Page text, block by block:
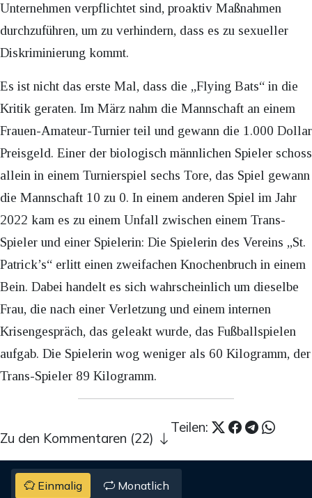
Unternehmen verpflichtet sind, proaktiv Maßnahmen
durchzuführen, um zu verhindern, dass es zu sexueller
Diskriminierung kommt.
Es ist nicht das erste Mal, dass die „Flying Bats“ in die
Kritik geraten. Im März nahm die Mannschaft an einem
Frauen-Amateur-Turnier teil und gewann die 1.000 Dollar
Preisgeld. Einer der biologisch männlichen Spieler schoss
allein in einem Turnierspiel sechs Tore, das Spiel gewann
die Mannschaft 10 zu 0. In einem anderen Spiel im Jahr
2022 kam es zu einem Unfall zwischen einem Trans-
Spieler und einer Spielerin: Die Spielerin des Vereins „St.
Patrick’s“ erlitt einen zweifachen Knochenbruch in einem
Bein. Dabei handelt es sich wahrscheinlich um dieselbe
Frau, die nach einer Verletzung und einem internen
Krisengespräch, das geleakt wurde, das Fußballspielen
aufgab. Die Spielerin wog weniger als 60 Kilogramm, der
Trans-Spieler 89 Kilogramm.
Teilen:
Zu den Kommentaren (22)
Einmalig Monatlich